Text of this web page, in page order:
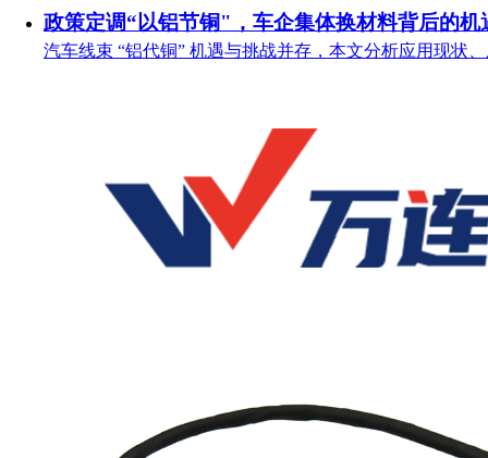
政策定调“以铝节铜"，车企集体换材料背后的机
汽车线束 “铝代铜” 机遇与挑战并存，本文分析应用现状